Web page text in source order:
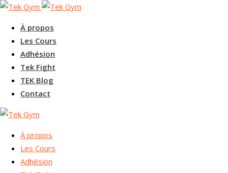
À propos
Les Cours
Adhésion
Tek Fight
TEK Blog
Contact
À propos
Les Cours
Adhésion